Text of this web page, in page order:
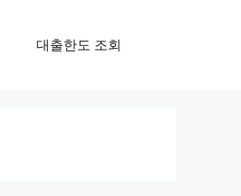
대출한도 조회